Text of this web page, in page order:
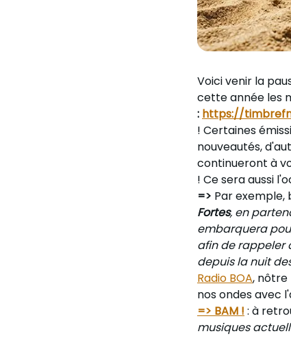
Voici venir la
cette année les
: https://
! Certaines
nouveautés,
continueront à
! Ce sera aussi
=> Par exemple,
Fortes, en
embarquera
afin de rappeler
depuis la nuit
Radio BOA, nôtre
nos ondes avec
=> BAM ! : à
musiques